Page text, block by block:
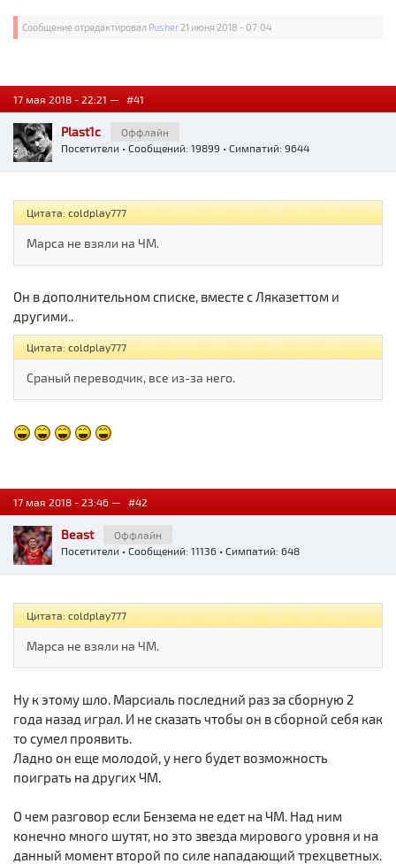
Сообщение отредактировал Pusher 21 июня 2018 - 07:04
17 мая 2018 - 22:21 — #41
Plast1c
Оффлайн
Посетители • Сообщений: 19899 • Симпатий: 9644
Цитата: coldplay777
Марса не взяли на ЧМ.
Он в дополнительном списке, вместе с Ляказеттом и
другими..
Цитата: coldplay777
Сраный переводчик, все из-за него.
17 мая 2018 - 23:46 — #42
Beast
Оффлайн
Посетители • Сообщений: 11136 • Симпатий: 648
Цитата: coldplay777
Марса не взяли на ЧМ.
Ну к этому шло. Марсиаль последний раз за сборную 2
года назад играл. И не сказать чтобы он в сборной себя как
то сумел проявить.
Ладно он еще молодой, у него будет возможность
поиграть на других ЧМ.
О чем разговор если Бензема не едет на ЧМ. Над ним
конечно много шутят, но это звезда мирового уровня и на
данный момент второй по силе нападающий трехцветных.